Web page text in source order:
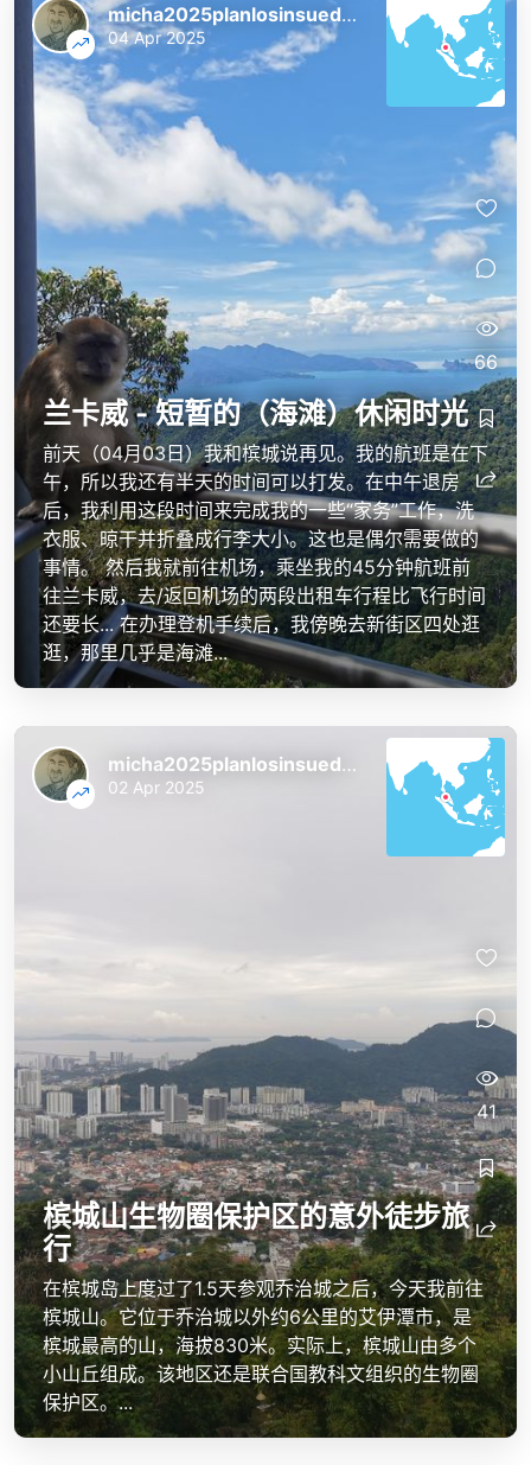
兰卡威 - 短暂的（海滩）休闲时光
前天（04月03日）我和槟城说再见。我的航班是在下
午，所以我还有半天的时间可以打发。在中午退房
后，我利用这段时间来完成我的一些“家务”工作，洗
衣服、晾干并折叠成行李大小。这也是偶尔需要做的
事情。 然后我就前往机场，乘坐我的45分钟航班前
往兰卡威，去/返回机场的两段出租车行程比飞行时间
还要长... 在办理登机手续后，我傍晚去新街区四处逛
逛，那里几乎是海滩...
micha2025planlosinsuedostasien
04 Apr 2025
66
槟城山生物圈保护区的意外徒步旅
行
在槟城岛上度过了1.5天参观乔治城之后，今天我前往
槟城山。它位于乔治城以外约6公里的艾伊潭市，是
槟城最高的山，海拔830米。实际上，槟城山由多个
小山丘组成。该地区还是联合国教科文组织的生物圈
保护区。...
micha2025planlosinsuedostasien
02 Apr 2025
41